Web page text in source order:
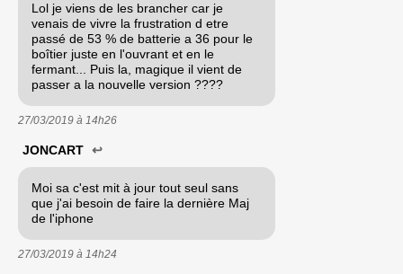
Lol je viens de les brancher car je
venais de vivre la frustration d etre
passé de 53 % de batterie a 36 pour le
boîtier juste en l'ouvrant et en le
fermant... Puis la, magique il vient de
passer a la nouvelle version ????
27/03/2019 à 14h26
JONCART ↩
Moi sa c'est mit à jour tout seul sans
que j'ai besoin de faire la dernière Maj
de l'iphone
27/03/2019 à 14h24